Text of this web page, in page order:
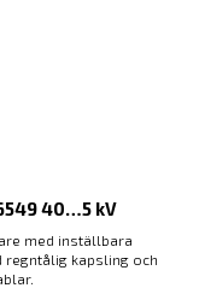
40…5 kV
med inställbara
regntålig kapsling och